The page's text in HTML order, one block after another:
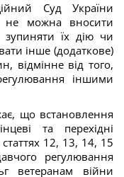
Суд України
не можна вносити
зупиняти їх дію чи
інше (додаткове)
відмінне від того,
іншими
що встановлення
та перехідні
12, 13, 14, 15
регулювання
ветеранам війни